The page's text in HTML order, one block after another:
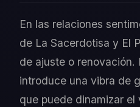
En las relaciones
de La Sacerdotisa y El
de ajuste o renovación.
introduce una vibra de
que puede dinamizar